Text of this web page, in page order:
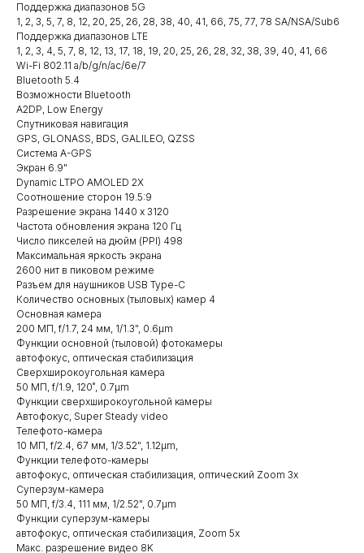
Поддержка диапазонов 5G
1, 2, 3, 5, 7, 8, 12, 20, 25, 26, 28, 38, 40, 41, 66, 75, 77, 78 SA/NSA/Sub6
Поддержка диапазонов LTE
1, 2, 3, 4, 5, 7, 8, 12, 13, 17, 18, 19, 20, 25, 26, 28, 32, 38, 39, 40, 41, 66
Wi-Fi 802.11 a/b/g/n/ac/6e/7
Bluetooth 5.4
Возможности Bluetooth
A2DP, Low Energy
Спутниковая навигация
GPS, GLONASS, BDS, GALILEO, QZSS
Система A-GPS
Экран 6.9"
Dynamic LTPO AMOLED 2X
Соотношение сторон 19.5:9
Разрешение экрана 1440 x 3120
Частота обновления экрана 120 Гц
Число пикселей на дюйм (PPI) 498
Максимальная яркость экрана
2600 нит в пиковом режиме
Разъем для наушников USB Type-C
Количество основных (тыловых) камер 4
Основная камера
200 МП, f/1.7, 24 мм, 1/1.3", 0.6µm
Функции основной (тыловой) фотокамеры
автофокус, оптическая стабилизация
Сверхширокоугольная камера
50 МП, f/1.9, 120˚, 0.7µm
Функции сверхширокоугольной камеры
Автофокус, Super Steady video
Телефото-камера
10 МП, f/2.4, 67 мм, 1/3.52", 1.12µm,
Функции телефото-камеры
автофокус, оптическая стабилизация, оптический Zoom 3x
Суперзум-камера
50 МП, f/3.4, 111 мм, 1/2.52", 0.7µm
Функции суперзум-камеры
автофокус, оптическая стабилизация, Zoom 5x
Макс. разрешение видео 8K